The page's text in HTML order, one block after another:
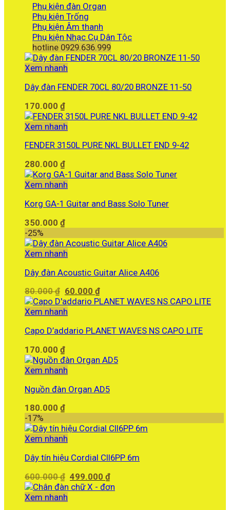
Phụ kiện đàn Organ
Phụ kiện Trống
Phụ kiện Âm thanh
Phụ kiện Nhạc Cụ Dân Tộc
hotline 0929.636.999
Xem nhanh
Dây đàn FENDER 70CL 80/20 BRONZE 11-50
170.000 ₫
Xem nhanh
FENDER 3150L PURE NKL BULLET END 9-42
280.000 ₫
Xem nhanh
Korg GA-1 Guitar and Bass Solo Tuner
350.000 ₫
-25%
Xem nhanh
Dây đàn Acoustic Guitar Alice A406
80.000₫ Giá
gốc
là:
60.000₫Giá
hiện
60.000 ₫.
Xem nhanh
Capo D’addario PLANET WAVES NS CAPO LITE
170.000 ₫
Xem nhanh
Nguồn đàn Organ AD5
180.000 ₫
-17%
Xem nhanh
Dây tín hiệu Cordial CII6PP 6m
600.000₫ Giá
gốc
499.000₫Giá
hiện
Xem nhanh